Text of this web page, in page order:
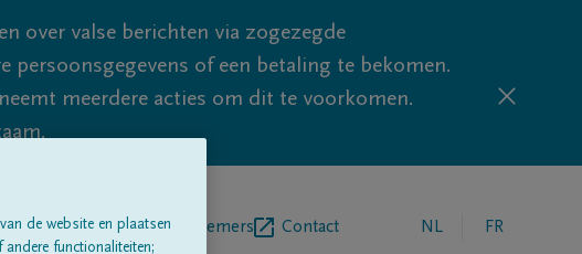
over valse berichten via zogezegde
persoonsgegevens of een betaling te bekomen.
meerdere acties om dit te voorkomen.
Over onsBegrafenisondernemers Contact NL FR
de website en plaatsen
functionaliteiten;